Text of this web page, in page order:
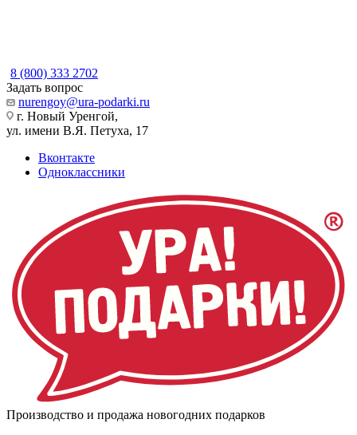
8 (800) 333 2702
Задать вопрос
nurengoy@ura-podarki.ru
г. Новый Уренгой,
ул. имени В.Я. Петуха, 17
Вконтакте
Одноклассники
Производство и продажа новогодних подарков